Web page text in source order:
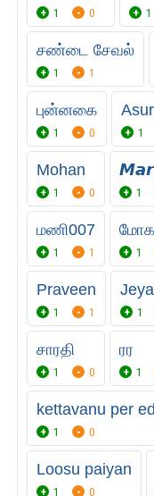
1 0 1
சண்டை சேவல்
1 1
புன்னகை
1 0 1
Mohan
1 0 1
மணி007
1 1 1
Praveen
1 1 1
சாரதி
1 0
ரர
1
kettavanu per
1 0
Loosu paiyan
1 0